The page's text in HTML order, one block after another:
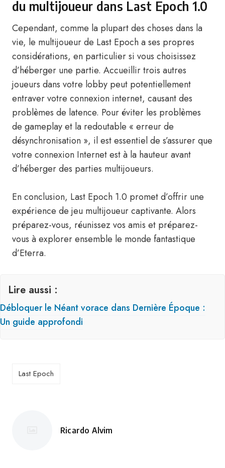
du multijoueur dans Last Epoch 1.0
Cependant, comme la plupart des choses dans la
vie, le multijoueur de Last Epoch a ses propres
considérations, en particulier si vous choisissez
d’héberger une partie. Accueillir trois autres
joueurs dans votre lobby peut potentiellement
entraver votre connexion internet, causant des
problèmes de latence. Pour éviter les problèmes
de gameplay et la redoutable « erreur de
désynchronisation », il est essentiel de s’assurer que
votre connexion Internet est à la hauteur avant
d’héberger des parties multijoueurs.
En conclusion, Last Epoch 1.0 promet d’offrir une
expérience de jeu multijoueur captivante. Alors
préparez-vous, réunissez vos amis et préparez-
vous à explorer ensemble le monde fantastique
d’Eterra.
Lire aussi :
Débloquer le Néant vorace dans Dernière Époque :
Un guide approfondi
Last Epoch
Posté
Ricardo Alvim